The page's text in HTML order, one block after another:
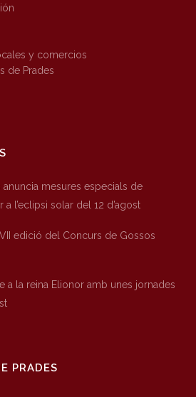
y comercios
de Prades
anuncia mesures especials de
l’eclipsi solar del 12 d’agost
edició del Concurs de Gossos
a la reina Elionor amb unes jornades
PRADES